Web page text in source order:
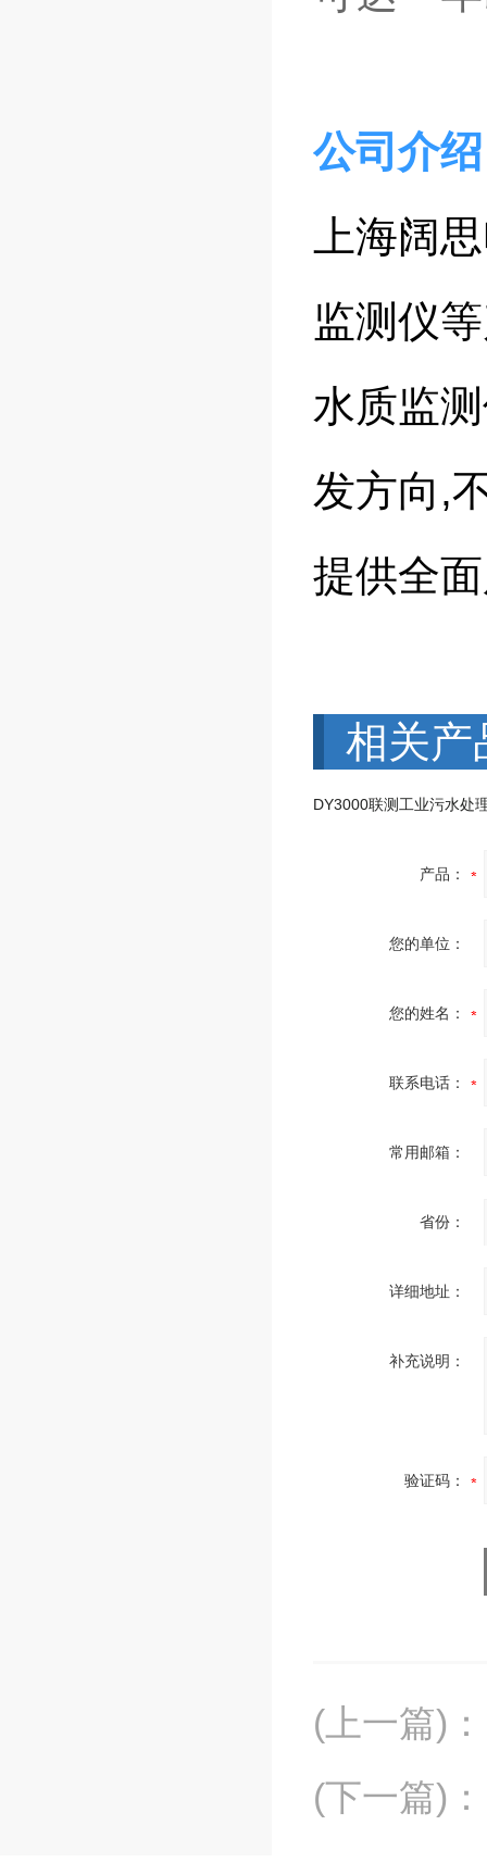
公司介
上海阔
监测仪
水质监
发方向,
提供全
相关产
产品：
您的单位：
您的姓名：
联系电话：
常用邮箱：
省份：
详细地址：
补充说明：
验证码：
(上一篇) ：
(下一篇) ：